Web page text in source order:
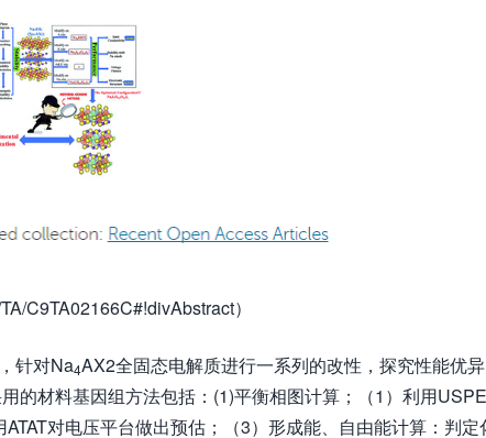
C9TA02166C#!divAbstract）
针对Na4AX2全固态电解质进行一系列的改性，探究性能优
的材料基因组方法包括：(1)平衡相图计算；（1）利用
对电压平台做出预估；（3）形成能、自由能计算：判定